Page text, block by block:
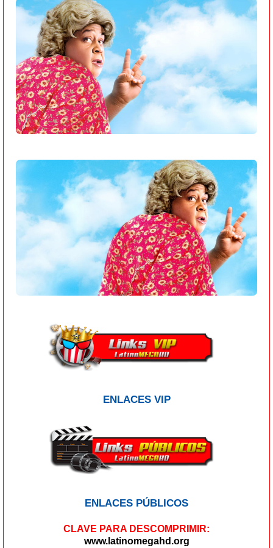
ENLACES VIP
ENLACES PÚBLICOS
CLAVE PARA DESCOMPRIMIR:
www.latinomegahd.org